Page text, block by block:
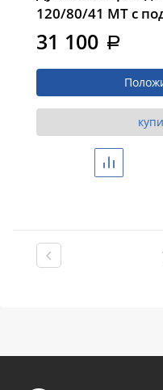
120/80/41 MT с
31 100 a
Сравнить